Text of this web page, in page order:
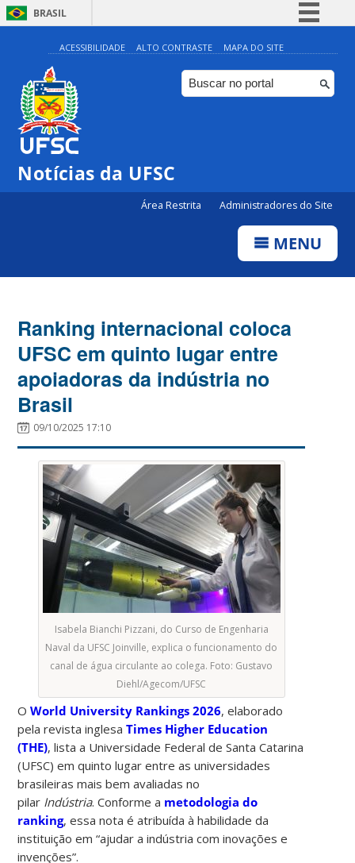
BRASIL
Simplifique!
Comunica BR
Participe
ACESSIBILIDADE ALTO CONTRASTE MAPA DO SITE
Notícias da UFSC
Área Restrita Administradores do Site
MENU
Ranking internacional coloca
UFSC em quinto lugar entre
apoiadoras da indústria no
Brasil
09/10/2025 17:10
Isabela Bianchi Pizzani, do Curso de Engenharia
Naval da UFSC Joinville, explica o funcionamento do
canal de água circulante ao colega. Foto: Gustavo
Diehl/Agecom/UFSC
OWorld University Rankings 2026, elaborado
pela revista inglesaTimes Higher Education
(THE), lista a Universidade Federal de Santa Catarina
(UFSC) em quinto lugar entre as universidades
brasileiras mais bem avaliadas no
pilar Indústria. Conforme a metodologia do
ranking, essa nota é atribuída à habilidade da
instituição em “ajudar a indústria com inovações e
invenções”.